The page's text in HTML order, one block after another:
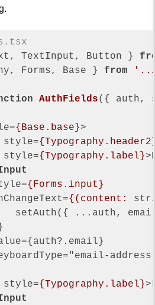
TextInput, Button }
Forms, Base } from
AuthFields( { auth,
={Base.base}>
style=
style={Typography.label}>
={Forms.input}
={(content:
setAuth({ ...auth,
style={Typography.label}>